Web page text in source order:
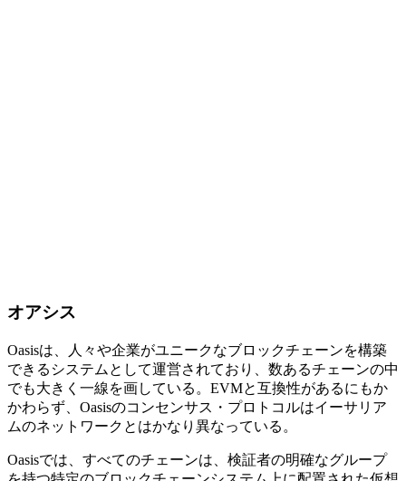
オアシス
Oasisは、人々や企業がユニークなブロックチェーンを構築
できるシステムとして運営されており、数あるチェーンの中
でも大きく一線を画している。EVMと互換性があるにもか
かわらず、Oasisのコンセンサス・プロトコルはイーサリア
ムのネットワークとはかなり異なっている。
Oasisでは、すべてのチェーンは、検証者の明確なグループ